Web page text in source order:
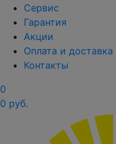
Сервис
Гарантия
Акции
Оплата и доставка
Контакты
0
0 руб.